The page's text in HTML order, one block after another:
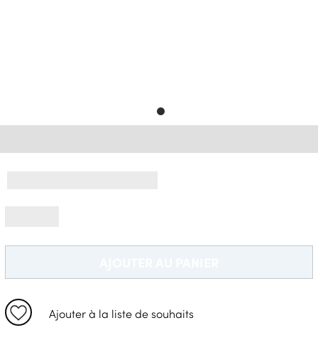
Ajouter à la liste de souhaits